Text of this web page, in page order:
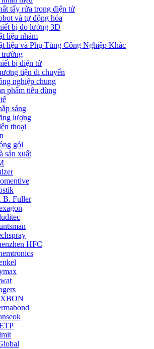
tẩy rửa trong điện tử
và tự động hóa
bị đo lường 3D
liệu nhám
liệu và Phụ Tùng Công Nghiệp Khác
bị điện tử
tiện di chuyển
nghiệp chung
phẩm tiêu dùng
sáng
lượng
thoại
gói
sản xuất
B. Fuller
HFC